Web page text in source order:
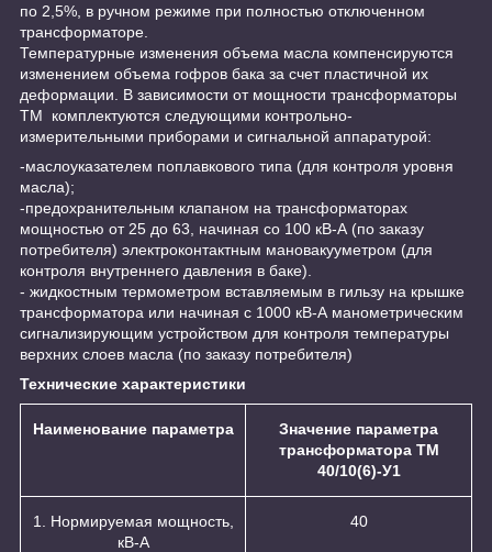
по 2,5%, в ручном режиме при полностью отключенном
трансформаторе.
Температурные изменения объема масла компенсируются
изменением объема гофров бака за счет пластичной их
деформации. В зависимости от мощности трансформаторы
ТМ комплектуются следующими контрольно-
измерительными приборами и сигнальной аппаратурой:
-маслоуказателем поплавкового типа (для контроля уровня
масла);
-предохранительным клапаном на трансформаторах
мощностью от 25 до 63, начиная со 100 кВ-А (по заказу
потребителя) электроконтактным мановакууметром (для
контроля внутреннего давления в баке).
- жидкостным термометром вставляемым в гильзу на крышке
трансформатора или начиная с 1000 кВ-А манометрическим
сигнализирующим устройством для контроля температуры
верхних слоев масла (по заказу потребителя)
Технические характеристики
Наименование параметра
Значение параметра
трансформатора ТМ
40/10(6)-У1
1. Нормируемая мощность,
кВ-А
40